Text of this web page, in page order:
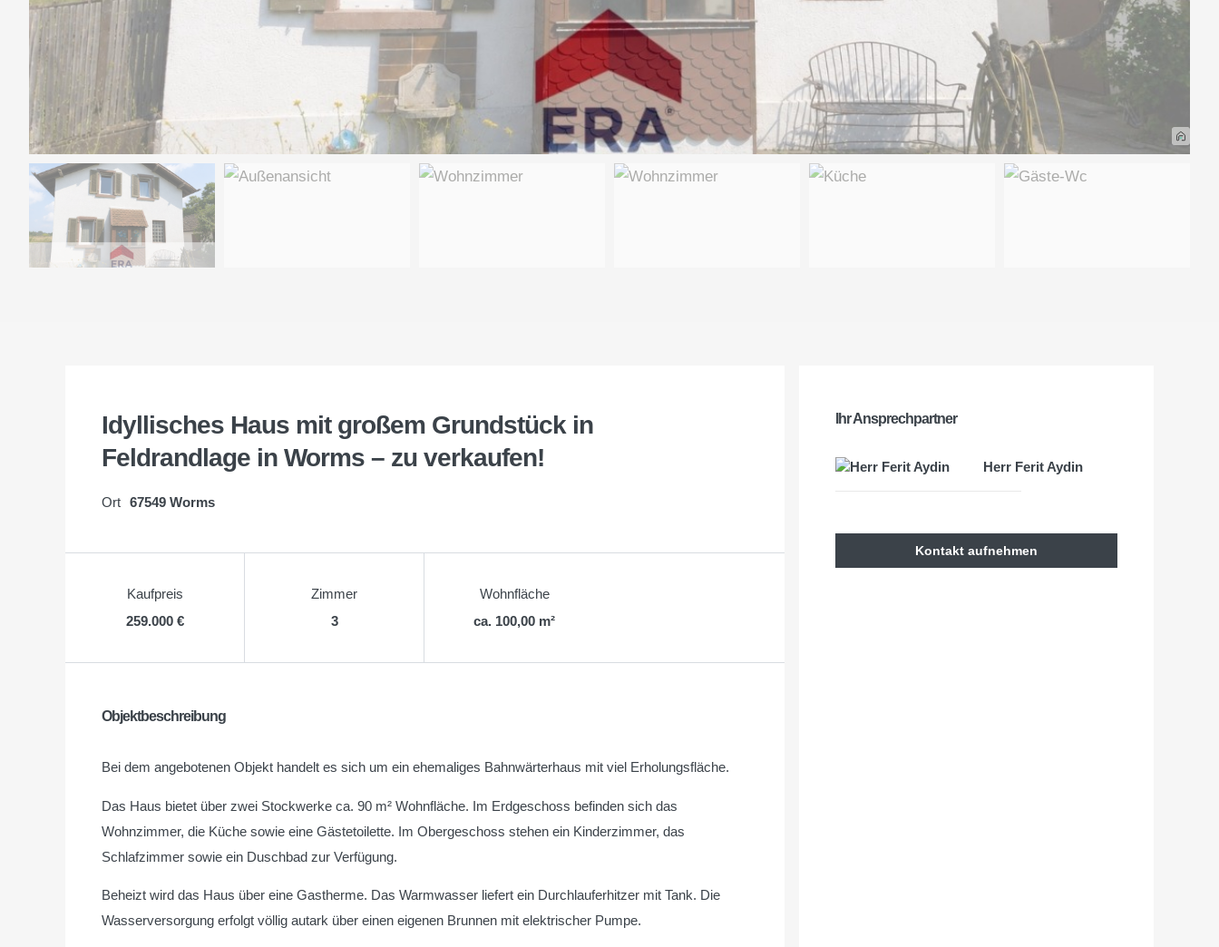
Idyllisches Haus mit großem Grundstück in
Feldrandlage in Worms – zu verkaufen!
Ort 67549 Worms
Kaufpreis
259.000 €
Zimmer
3
Wohnfläche
ca. 100,00 m²
Objektbeschreibung
Bei dem angebotenen Objekt handelt es sich um ein ehemaliges Bahnwärterhaus mit viel Erholungsfläche.
Das Haus bietet über zwei Stockwerke ca. 90 m² Wohnfläche. Im Erdgeschoss befinden sich das
Wohnzimmer, die Küche sowie eine Gästetoilette. Im Obergeschoss stehen ein Kinderzimmer, das
Schlafzimmer sowie ein Duschbad zur Verfügung.
Beheizt wird das Haus über eine Gastherme. Das Warmwasser liefert ein Durchlauferhitzer mit Tank. Die
Wasserversorgung erfolgt völlig autark über einen eigenen Brunnen mit elektrischer Pumpe.
Ihr Ansprechpartner
Herr Ferit Aydin
Kontakt aufnehmen